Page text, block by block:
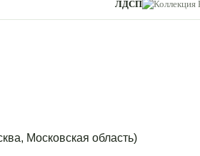
ЛДСП
Московская область)